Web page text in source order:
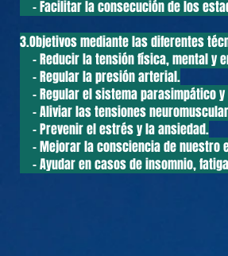
- Facilitar la consecución de los
3.Objetivos mediante las diferentes
- Reducir la tensión física, mental y
- Regular la presión arterial.
- Regular el sistema parasimpático
- Aliviar las tensiones
- Prevenir el estrés y la ansiedad.
- Mejorar la consciencia de nuestro
- Ayudar en casos de insomnio,